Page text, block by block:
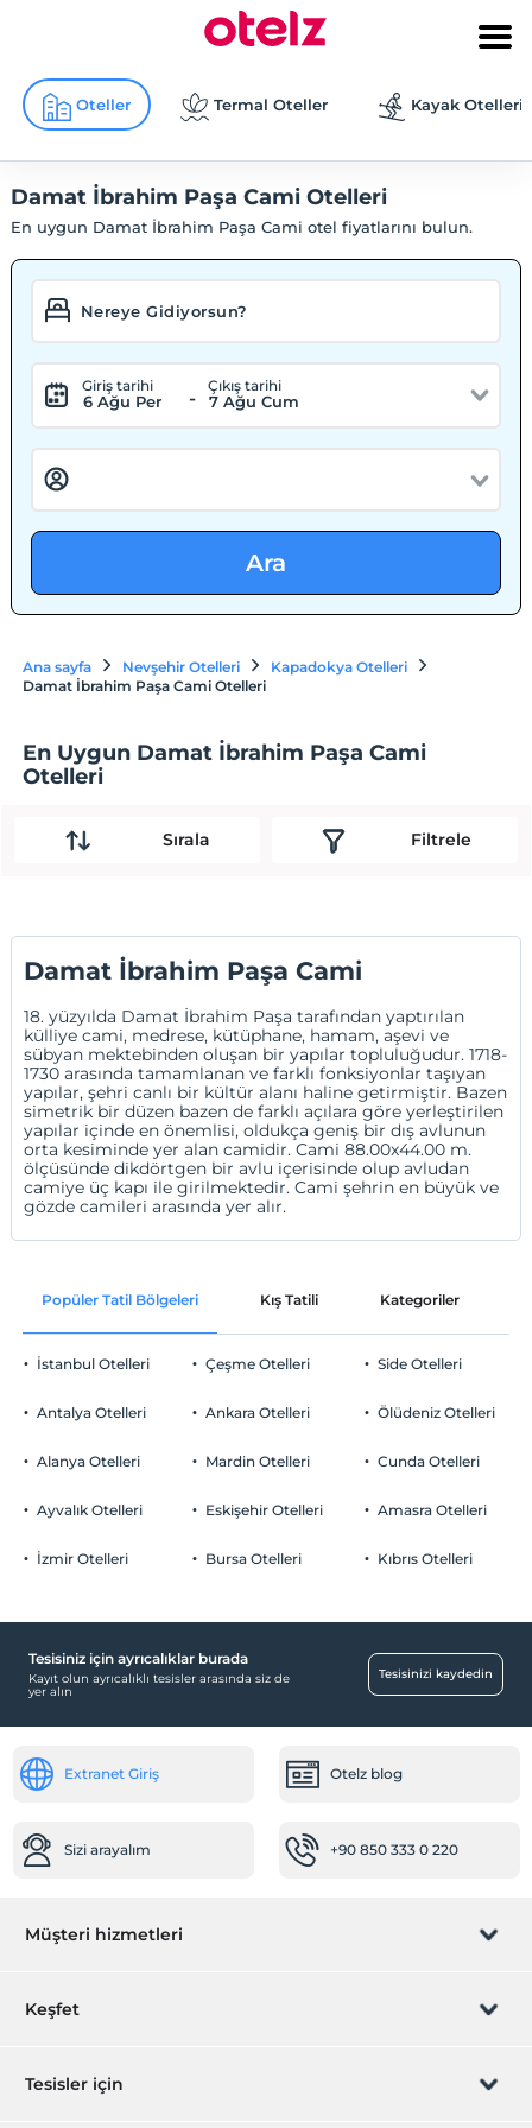
Oteller Termal Oteller Kayak Otelleri
Damat İbrahim Paşa Cami Otelleri
En uygun Damat İbrahim Paşa Cami otel fiyatlarını bulun.
Giriş tarihi
6 Ağu Per -
Çıkış tarihi
7 Ağu Cum
Ara
Ana sayfa Nevşehir Otelleri
Kapadokya Otelleri
Damat İbrahim Paşa Cami Otelleri
En Uygun Damat İbrahim Paşa Cami
Otelleri
Sırala Filtrele
Damat İbrahim Paşa Cami
18. yüzyılda Damat İbrahim Paşa tarafından yaptırılan
külliye cami, medrese, kütüphane, hamam, aşevi ve
sübyan mektebinden oluşan bir yapılar topluluğudur. 1718-
1730 arasında tamamlanan ve farklı fonksiyonlar taşıyan
yapılar, şehri canlı bir kültür alanı haline getirmiştir. Bazen
simetrik bir düzen bazen de farklı açılara göre yerleştirilen
yapılar içinde en önemlisi, oldukça geniş bir dış avlunun
orta kesiminde yer alan camidir. Cami 88.00x44.00 m.
ölçüsünde dikdörtgen bir avlu içerisinde olup avludan
camiye üç kapı ile girilmektedir. Cami şehrin en büyük ve
gözde camileri arasında yer alır.
Popüler Tatil Bölgeleri Kış Tatili Kategoriler
İstanbul Otelleri
Antalya Otelleri
Alanya Otelleri
Ayvalık Otelleri
İzmir Otelleri
Çeşme Otelleri
Ankara Otelleri
Mardin Otelleri
Eskişehir Otelleri
Bursa Otelleri
Side Otelleri
Ölüdeniz Otelleri
Cunda Otelleri
Amasra Otelleri
Kıbrıs Otelleri
Tesisiniz için ayrıcalıklar burada
Kayıt olun ayrıcalıklı tesisler arasında siz de
yer alın
Tesisinizi kaydedin
Extranet Giriş Otelz blog
Sizi arayalım +90 850 333 0 220
Müşteri hizmetleri
Rezervasyon yönet
Keşfet
Hediye Kart
Tesisler için